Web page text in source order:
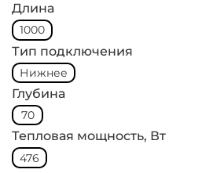
Длина
1000
Тип подключения
Нижнее
Глубина
70
Тепловая мощность, Вт
476